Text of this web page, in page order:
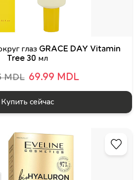
глаз GRACE DAY Vitamin
Tree 30 мл
MDL 69.99 MDL
Купить сейчас